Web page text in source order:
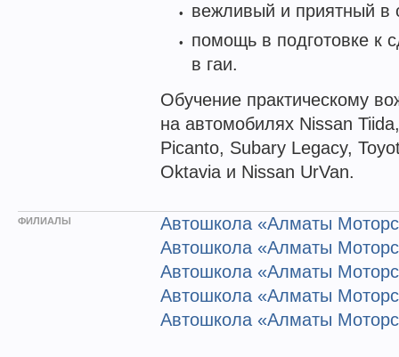
вежливый и приятный в
помощь в подготовке к
в гаи.
Обучение практическому
на автомобилях Nissan
Picanto, Subary Legacy,
Oktavia и Nissan UrVan.
ФИЛИАЛЫ
Автошкола «Алматы
Автошкола «Алматы
Автошкола «Алматы
Автошкола «Алматы
Автошкола «Алматы